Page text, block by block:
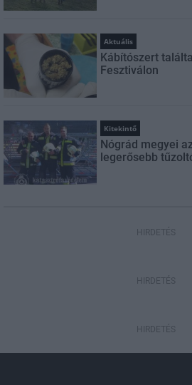
Aktuális
Kábítószert
Fesztiválon
Kitekintő
Nógrád megyei
legerősebb
HIRDETÉS
HIRDETÉS
HIRDETÉS